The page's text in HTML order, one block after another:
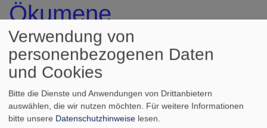
Ökumene
Der Auftrag Jesu Christi an seine Kirche ist klar und
eindeutig:
dir bin, sollen auch sie in uns sein"
(Johannesevangelium Kapitel 17, Vers 21).
Verwendung von
personenbezogenen Daten
und Cookies
Bitte die Dienste und Anwendungen von Drittanbietern
auswählen, die wir nutzen möchten. Für weitere Informationen
bitte unsere Datenschutzhinweise lesen.